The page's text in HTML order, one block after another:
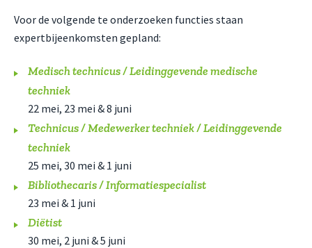
Voor de volgende te onderzoeken functies staan
expertbijeenkomsten gepland:
Medisch technicus / Leidinggevende medische
techniek
22 mei, 23 mei & 8 juni
Technicus / Medewerker techniek / Leidinggevende
techniek
25 mei, 30 mei & 1 juni
Bibliothecaris / Informatiespecialist
23 mei & 1 juni
Diëtist
30 mei, 2 juni & 5 juni